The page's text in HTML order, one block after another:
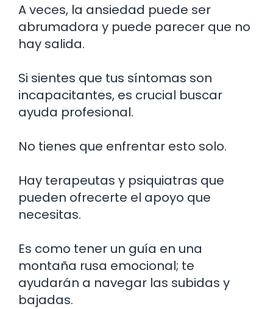
A veces, la ansiedad puede ser
abrumadora y puede parecer que no
hay salida.
Si sientes que tus síntomas son
incapacitantes, es crucial buscar
ayuda profesional.
No tienes que enfrentar esto solo.
Hay terapeutas y psiquiatras que
pueden ofrecerte el apoyo que
necesitas.
Es como tener un guía en una
montaña rusa emocional; te
ayudarán a navegar las subidas y
bajadas.